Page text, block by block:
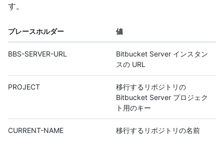
す。
プレースホルダー 値
BBS-SERVER-URL
Bitbucket Server インスタン
スの URL
PROJECT
移行するリポジトリの
Bitbucket Server プロジェク
ト用のキー
CURRENT-NAME 移行するリポジトリの名前